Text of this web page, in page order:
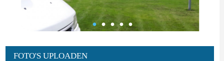
FOTO'S UPLOADEN